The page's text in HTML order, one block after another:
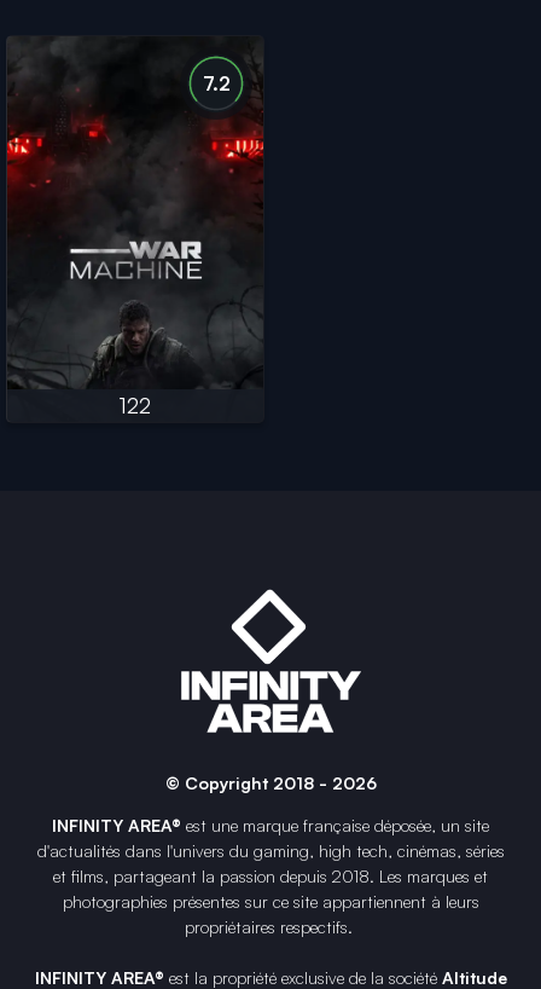
7.2
122
© Copyright 2018 - 2026
INFINITY AREA® est une marque française déposée, un site
d'actualités dans l'univers du gaming, high tech, cinémas, séries
et films, partageant la passion depuis 2018. Les marques et
photographies présentes sur ce site appartiennent à leurs
propriétaires respectifs.
INFINITY AREA® est la propriété exclusive de la société Altitude